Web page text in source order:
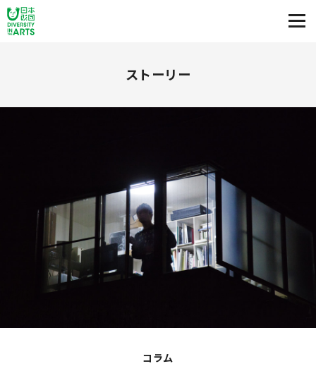
ストーリー
コラム